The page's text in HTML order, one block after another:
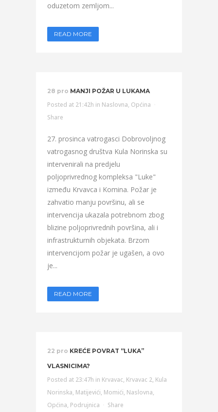
oduzetom zemljom...
READ MORE
28 pro MANJI POŽAR U LUKAMA
Posted at 21:42h in Naslovna, Općina
Share
27. prosinca vatrogasci Dobrovoljnog
vatrogasnog društva Kula Norinska su
intervenirali na predjelu
poljoprivrednog kompleksa "Luke"
između Krvavca i Komina. Požar je
zahvatio manju površinu, ali se
intervencija ukazala potrebnom zbog
blizine poljoprivrednih površina, ali i
infrastrukturnih objekata. Brzom
intervencijom požar je ugašen, a ovo
je...
READ MORE
22 pro KREĆE POVRAT “LUKA”
VLASNICIMA?
Posted at 23:47h in Krvavac, Krvavac 2, Kula
Norinska, Matijevići, Momići, Naslovna,
Općina, Podrujnica Share